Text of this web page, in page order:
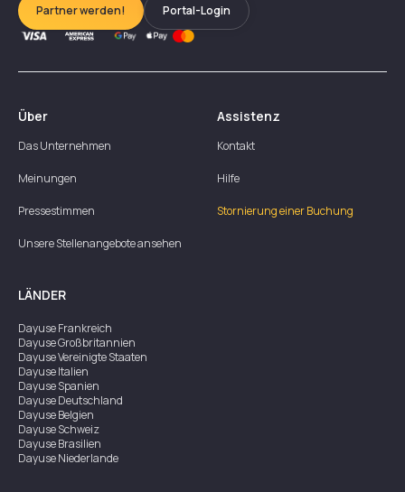
Partner werden! Portal-Login
Über
Das Unternehmen
Meinungen
Pressestimmen
Unsere Stellenangebote ansehen
Assistenz
Kontakt
Hilfe
Stornierung einer Buchung
LÄNDER
DayuseFrankreich
DayuseGroßbritannien
DayuseVereinigte Staaten
DayuseItalien
DayuseSpanien
DayuseDeutschland
DayuseBelgien
DayuseSchweiz
DayuseBrasilien
DayuseNiederlande